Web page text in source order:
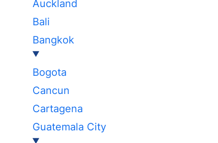
Auckland
Bali
Bangkok
Bogota
Cancun
Cartagena
Guatemala City